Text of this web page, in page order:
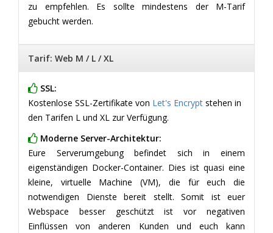
zu empfehlen. Es sollte mindestens der M-Tarif
gebucht werden.
Tarif: Web M / L / XL
SSL:
Kostenlose SSL-Zertifikate von Let's Encrypt stehen in
den Tarifen L und XL zur Verfügung.
Moderne Server-Architektur:
Eure Serverumgebung befindet sich in einem
eigenständigen Docker-Container. Dies ist quasi eine
kleine, virtuelle Machine (VM), die für euch die
notwendigen Dienste bereit stellt. Somit ist euer
Webspace besser geschützt ist vor negativen
Einflüssen von anderen Kunden und euch kann